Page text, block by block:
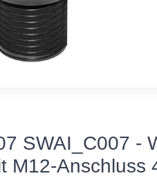
SWAI_C007 -
M12-Anschluss